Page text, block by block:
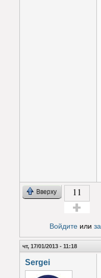
Вверху 11
Войдитеили
чт, 17/01/2013 - 11:18
Sergei